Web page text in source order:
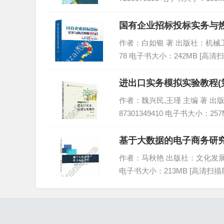
国有企业招标投标实务与
作者：白如银 著 出版社：机械
78 电子书大小：242MB [高清
进出口实务模拟实验教程
作者：魏兴民,王瑾 主编 著 出
87301349410 电子书大小：
基于大数据的电子商务研
作者：马秋艳 出版社：文化发
电子书大小：213MB [高清扫